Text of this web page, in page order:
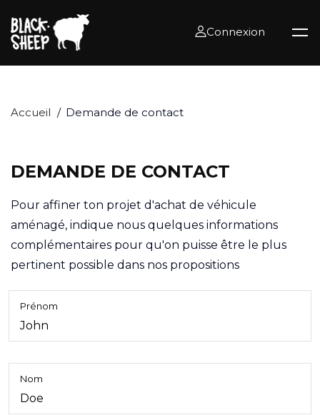
Connexion
Accueil Demande de contact
DEMANDE DE CONTACT
Pour affiner ton projet d'achat de véhicule
aménagé, indique nous quelques informations
complémentaires pour qu'on puisse être le plus
pertinent possible dans nos propositions
Prénom
Nom